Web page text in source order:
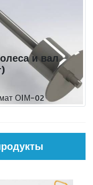
и вал
ОIМ-02